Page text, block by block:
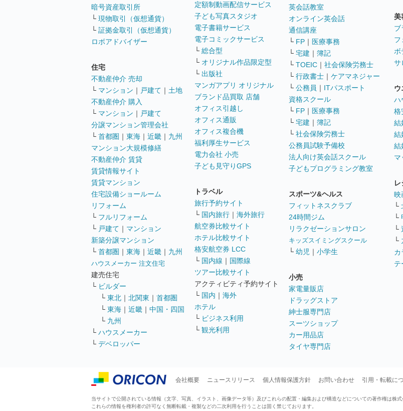
暗号資産取引所
└ 現物取引（仮想通貨）
└ 証拠金取引（仮想通貨）
ロボアドバイザー
住宅
不動産仲介 売却
└ マンション ｜ 戸建て ｜ 土地
不動産仲介 購入
└ マンション ｜ 戸建て
分譲マンション管理会社
└ 首都圏 ｜ 東海 ｜ 近畿 ｜ 九州
マンション大規模修繕
不動産仲介 賃貸
賃貸情報サイト
賃貸マンション
住宅設備ショールーム
リフォーム
└ フルリフォーム
└ 戸建て ｜ マンション
新築分譲マンション
└ 首都圏 ｜ 東海 ｜ 近畿 ｜ 九州
ハウスメーカー 注文住宅
建売住宅
└ ビルダー
└ 東北 ｜ 北関東 ｜ 首都圏
└ 東海 ｜ 近畿 ｜ 中国・四国
└ 九州
└ ハウスメーカー
└ デベロッパー
定額制動画配信サービス
子ども写真スタジオ
電子書籍サービス
電子コミックサービス
└ 総合型
└ オリジナル作品限定型
└ 出版社
マンガアプリ オリジナル
ブランド品買取 店舗
オフィス引越し
オフィス通販
オフィス複合機
福利厚生サービス
電力会社 小売
子ども見守りGPS
トラベル
旅行予約サイト
└ 国内旅行 ｜ 海外旅行
航空券比較サイト
ホテル比較サイト
格安航空券 LCC
└ 国内線 ｜ 国際線
ツアー比較サイト
アクティビティ予約サイト
└ 国内 ｜ 海外
ホテル
└ ビジネス利用
└ 観光利用
英会話教室
オンライン英会話
通信講座
└ FP ｜ 医療事務
└ 宅建 ｜ 簿記
└ TOEIC ｜ 社会保険労務士
└ 行政書士 ｜ ケアマネジャー
└ 公務員 ｜ ITパスポート
資格スクール
└ FP ｜ 医療事務
└ 宅建 ｜ 簿記
└ 社会保険労務士
公務員試験予備校
法人向け英会話スクール
子どもプログラミング教室
スポーツ&ヘルス
フィットネスクラブ
24時間ジム
リラクゼーションサロン
キッズスイミングスクール
└ 幼児 ｜ 小学生
小売
家電量販店
ドラッグストア
紳士服専門店
スーツショップ
カー用品店
タイヤ専門店
美
ブ
フ
ボ
サ
ウ
ハ
格
結
結
結
マ
映
└
└
└
└
カ
テ
会社概要 ニュースリリース 個人情報保護方針 お問い合わせ 引用・転載に
当サイトで公開されている情報（文字、写真、イラスト、画像データ等）及びこれらの配置・編集および構造などについての著作権は株式
これらの情報を権利者の許可なく無断転載・複製などの二次利用を行うことは固く禁じております。